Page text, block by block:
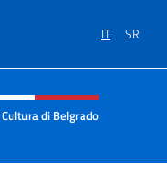
IT SR
e menù
di Belgrado